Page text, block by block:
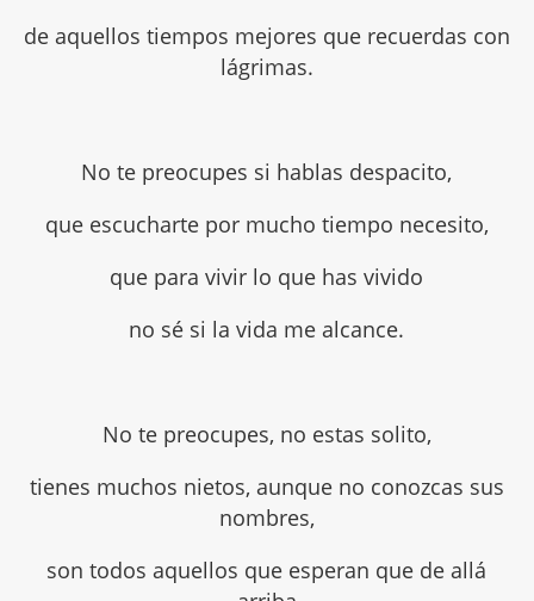
de aquellos tiempos mejores que recuerdas con
lágrimas.
No te preocupes si hablas despacito,
que escucharte por mucho tiempo necesito,
que para vivir lo que has vivido
no sé si la vida me alcance.
No te preocupes, no estas solito,
tienes muchos nietos, aunque no conozcas sus
nombres,
son todos aquellos que esperan que de allá